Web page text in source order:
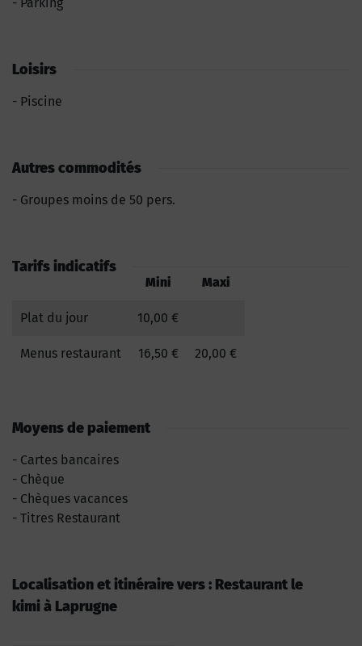
Loisirs
Piscine
Autres commodités
Groupes moins de 50 pers.
Tarifs indicatifs
Mini Maxi
Plat du jour 10,00 €
Menus restaurant 16,50 € 20,00 €
Moyens de paiement
Cartes bancaires
Chèque
Chèques vacances
Titres Restaurant
Localisation et itinéraire vers : Restaurant le
kimi à Laprugne